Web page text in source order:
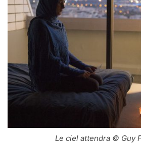
Le ciel attendra © Guy